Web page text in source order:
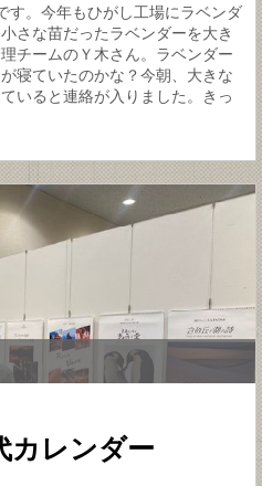
す。今年もひがし工場にラベンダ
さな苗だったラベンダーを大き
チームのＹ木さん。ラベンダー
寝ていたのかな？今朝、大きな
いると連絡が入りました。きっ
カレンダー